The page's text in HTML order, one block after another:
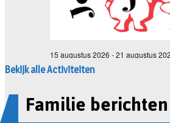
Bekijk alle Activiteiten
Familie berichten